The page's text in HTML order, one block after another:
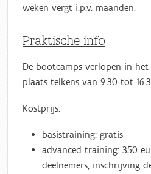
weken vergt i.p.v. maanden.
Praktische info
De bootcamps verlopen in het
plaats telkens van 9.30 tot
Kostprijs:
basistraining: gratis
advanced training: 350
deelnemers, inschrijving